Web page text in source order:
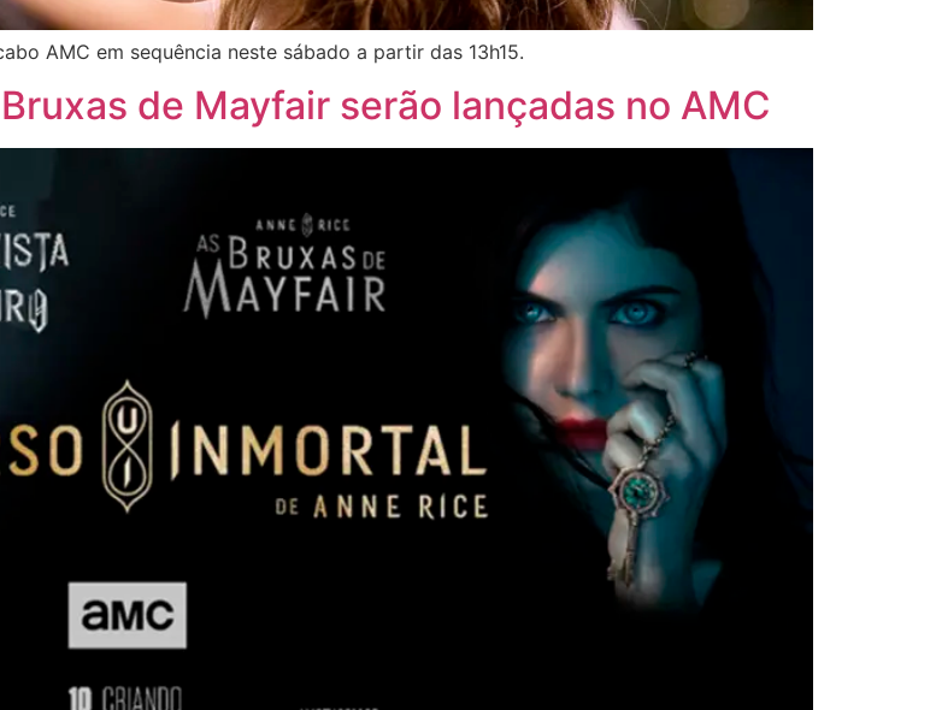
AMC em sequência neste sábado a partir das 13h15.
de Mayfair serão lançadas no AMC